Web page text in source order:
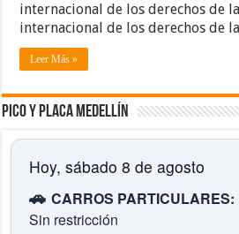
internacional de los derechos de
internacional de los derechos de
Leer Más »
Pico y placa Medellín
Hoy, sábado 8 de agosto
🚗 CARROS PARTICULARES:
Sin restricción